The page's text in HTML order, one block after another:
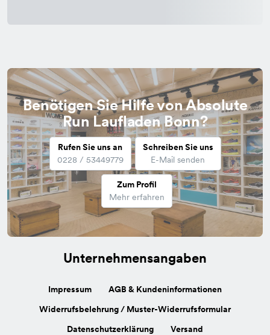
Benötigen Sie Hilfe von Absolute
Run Laufladen Bonn?
Rufen Sie uns an
0228 / 53449779
Schreiben Sie uns
E-Mail senden
Zum Profil
Mehr erfahren
Unternehmensangaben
Impressum
AGB & Kundeninformationen
Widerrufsbelehrung / Muster-Widerrufsformular
Datenschutzerklärung
Versand